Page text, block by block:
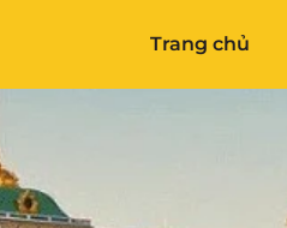
Trang chủ